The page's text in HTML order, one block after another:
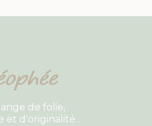
de folie,
et d'originalité...